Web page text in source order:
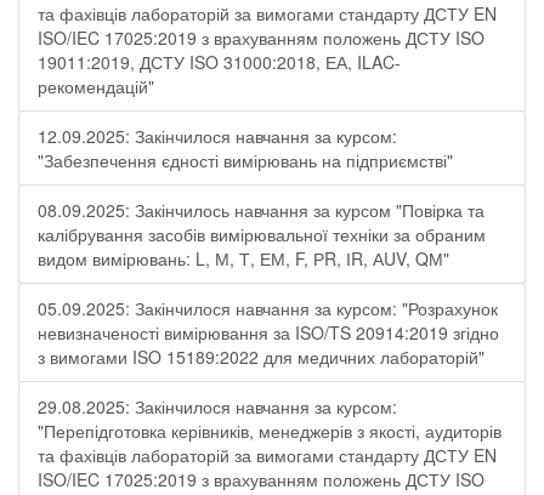
та фахівців лабораторій за вимогами стандарту ДСТУ EN
ISO/IEC 17025:2019 з врахуванням положень ДСТУ ISO
19011:2019, ДСТУ ISO 31000:2018, ЕА, ILAC-
рекомендацій"
12.09.2025: Закінчилося навчання за курсом:
"Забезпечення єдності вимірювань на підприємстві"
08.09.2025: Закінчилось навчання за курсом "Повірка та
калібрування засобів вимірювальної техніки за обраним
видом вимірювань: L, М, Т, ЕМ, F, РR, ІR, АUV, QМ"
05.09.2025: Закінчилося навчання за курсом: "Розрахунок
невизначеності вимірювання за ISO/TS 20914:2019 згідно
з вимогами ISO 15189:2022 для медичних лабораторій"
29.08.2025: Закінчилося навчання за курсом:
"Перепідготовка керівників, менеджерів з якості, аудиторів
та фахівців лабораторій за вимогами стандарту ДСТУ EN
ISO/IEC 17025:2019 з врахуванням положень ДСТУ ISO